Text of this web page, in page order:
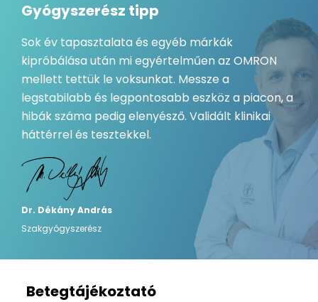
Gyógyszerész tipp
Sok év tapasztalata és egyéb márkák
kipróbálása után mi egyértelműen az OMRON
mellett tettük le voksunkat. Messze a
legstabilabb és legpontosabb eszköz a piacon, a
hibák száma pedig elenyésző. Validált klinikai
háttérrel és tesztekkel.
Dr. Dékány András
Szakgyógyszerész
Betegtájékoztató